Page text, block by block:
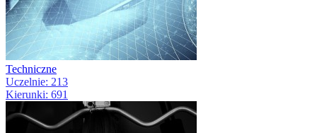
Techniczne
Uczelnie: 213
Kierunki: 691